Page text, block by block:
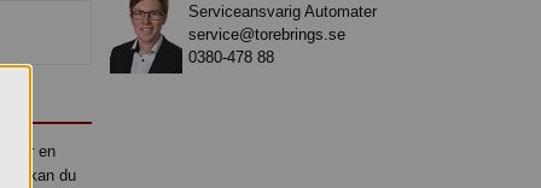
en
kan du
Serviceansvarig Automater
service@torebrings.se
0380-478 88